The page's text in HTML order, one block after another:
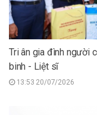
Tri ân gia đình người
binh - Liệt sĩ
13:53 20/07/2026